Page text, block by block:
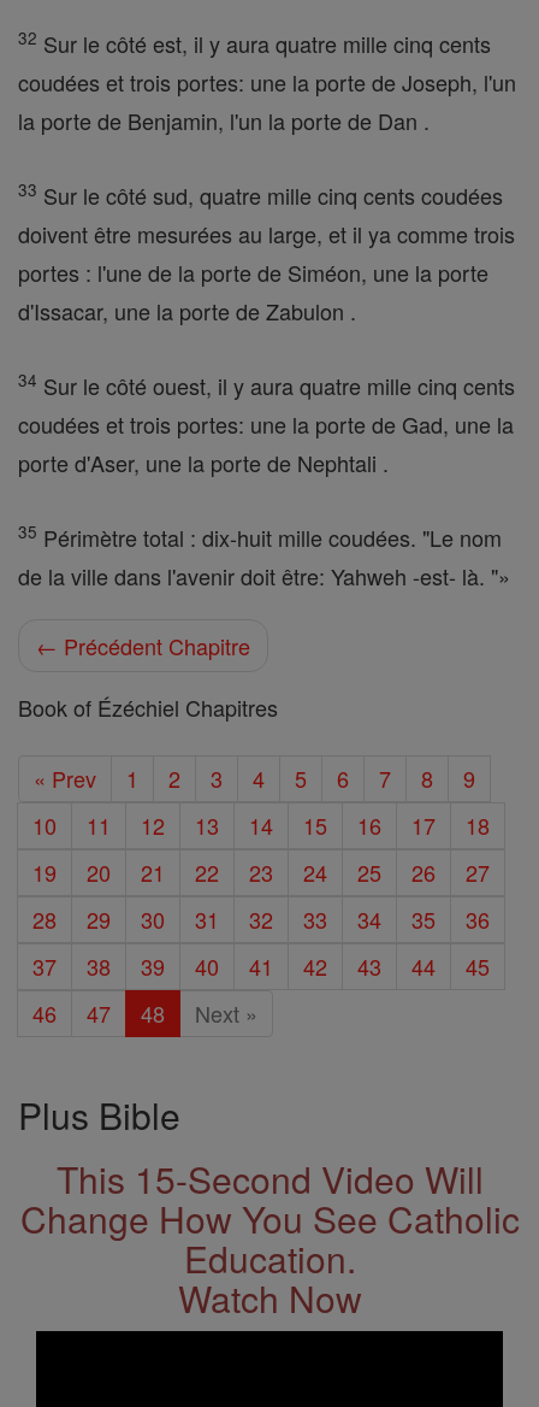
32 Sur le côté est, il y aura quatre mille cinq cents
coudées et trois portes: une la porte de Joseph, l'un
la porte de Benjamin, l'un la porte de Dan .
33 Sur le côté sud, quatre mille cinq cents coudées
doivent être mesurées au large, et il ya comme trois
portes : l'une de la porte de Siméon, une la porte
d'Issacar, une la porte de Zabulon .
34 Sur le côté ouest, il y aura quatre mille cinq cents
coudées et trois portes: une la porte de Gad, une la
porte d'Aser, une la porte de Nephtali .
35 Périmètre total : dix-huit mille coudées. "Le nom
de la ville dans l'avenir doit être: Yahweh -est- là. "»
← Précédent Chapitre
Book of Ézéchiel Chapitres
« Prev 1 2 3 4 5 6 7 8
9
10
11 12 13 14 15 16 17
18
19
20 21 22 23 24 25 26
27
28
29 30 31 32 33 34 35
36
37
38 39 40 41 42 43 44
45
46
47 48 Next »
Plus Bible
This 15-Second Video Will
Change How You See Catholic
Education.
Watch Now